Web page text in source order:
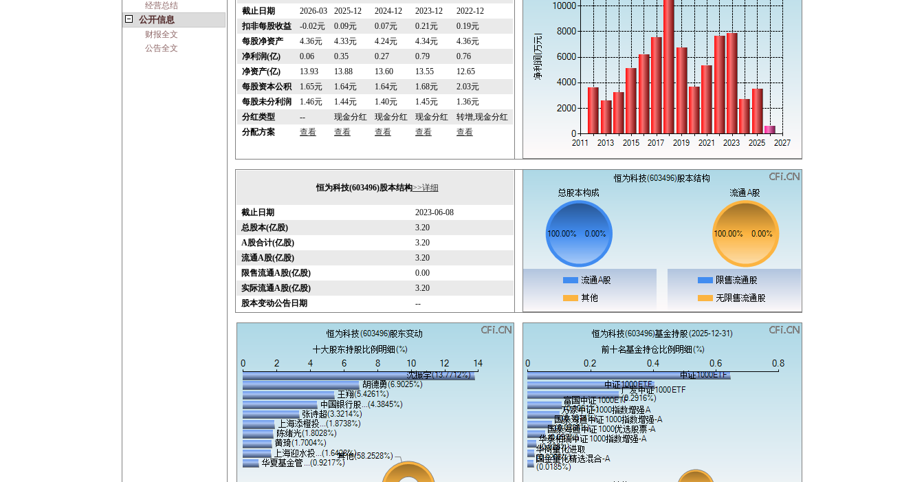
经营总结
公开信息
财报全文
公告全文
截止日期 2026-03 2025-12 2024-12 2023-12
2022-12
扣非每股收益
-0.02元 0.09元 0.07元 0.21元
0.19元
每股净资产
4.36元 4.33元 4.24元 4.34元
4.36元
净利润(亿)
0.06 0.35 0.27 0.79
0.76
净资产(亿)
13.93 13.88 13.60 13.55
12.65
每股资本公积
1.65元 1.64元 1.64元 1.68元
2.03元
每股未分利润
1.46元 1.44元 1.40元 1.45元
1.36元
分红类型
-- 现金分红 现金分红 现金分红
转增,现金分红
分配方案
查看 查看 查看 查看 查看
恒为科技(603496)股本结构>>详细
截止日期
2023-06-08
总股本(亿股)
3.20
A股合计(亿股)
3.20
流通A股(亿股)
3.20
限售流通A股(亿股)
0.00
实际流通A股(亿股)
3.20
股本变动公告日期
--